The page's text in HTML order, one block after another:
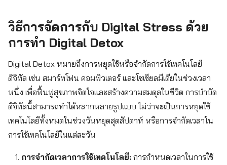
Search
for:
วิธีการจัดการกับ Digital Stress ด้วย
การทำ Digital Detox
Digital Detox หมายถึงการหยุดใช้หรือจำกัดการใช้เทคโนโลยี
ดิจิทัล เช่น สมาร์ทโฟน คอมพิวเตอร์ และโซเชียลมีเดียในช่วงเวลา
หนึ่ง เพื่อฟื้นฟูสุขภาพจิตใจและสร้างความสมดุลในชีวิต การบำบัด
ดิจิทัลนี้สามารถทำได้หลากหลายรูปแบบ ไม่ว่าจะเป็นการหยุดใช้
เทคโนโลยีทั้งหมดในช่วงวันหยุดสุดสัปดาห์ หรือการจำกัดเวลาใน
การใช้เทคโนโลยีในแต่ละวัน
การจำกัดเวลาการใช้เทคโนโลยี:การกำหนดเวลาในการใช้